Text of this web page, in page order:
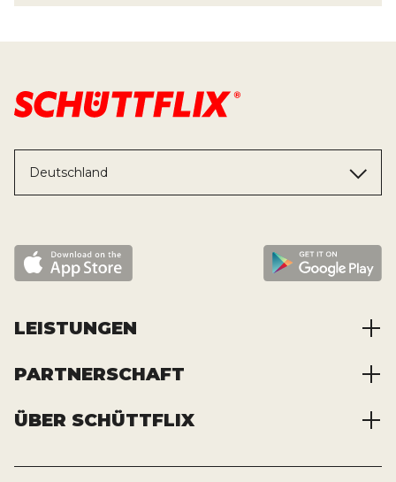
Deutschland
LEISTUNGEN
Baustoffe kaufen
Container mieten
Transporte bestellen
PARTNERSCHAFT
Zusammenarbeit
Registrierung
ÜBER SCHÜTTFLIX
Über das Unternehmen